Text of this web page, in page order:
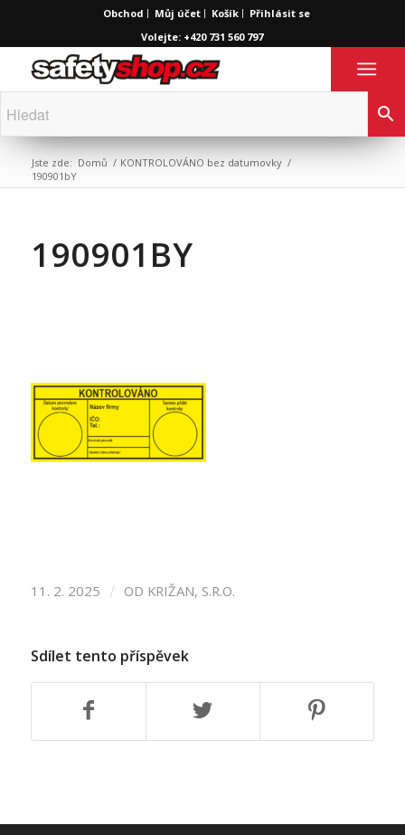
Obchod Můj účet Košík
Přihlásit se
Volejte: +420 731 560 797
Jste zde: Domů / KONTROLOVÁNO bez datumovky /
190901bY
190901BY
11. 2. 2025 / OD KRIŽAN, S.R.O.
Sdílet tento příspěvek